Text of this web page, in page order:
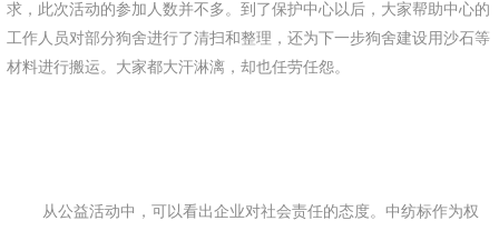
求，此次活动的参加人数并不多。到了保护中心以后，大家帮助中心的
工作人员对部分狗舍进行了清扫和整理，还为下一步狗舍建设用沙石等
材料进行搬运。大家都大汗淋漓，却也任劳任怨。
从公益活动中，可以看出企业对社会责任的态度。中纺标作为权